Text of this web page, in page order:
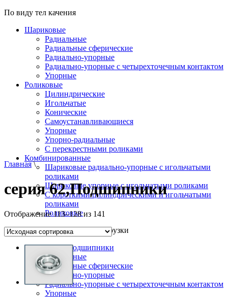
По виду тел качения
Шариковые
Радиальные
Радиальные сферические
Радиально-упорные
Радиально-упорные с четырехточечным контактом
Упорные
Роликовые
Цилиндрические
Игольчатые
Конические
Самоустанавливающиеся
Упорные
Упорно-радиальные
C перекрестными роликами
Комбинированные
Шариковые радиально-упорные с игольчатыми
роликами
Шариковые упорные с игольчатыми роликами
С короткими цилиндрическими и игольчатыми
роликами
Роликовые
По типу воспринимаемой нагрузки
Радиальные подшипники
Радиальные
Радиальные сферические
Радиально-упорные
Радиально-упорные с четырехточечным контактом
Упорные
Главная\
серия 62,Подшипники
Отображение 113–128 из 141